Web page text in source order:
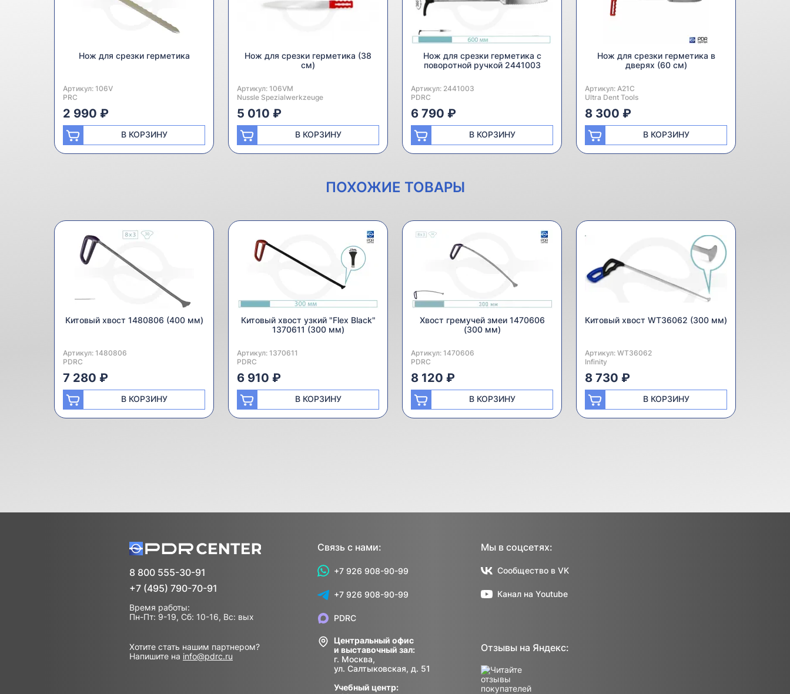
Нож для срезки герметика
Артикул: 106V
Производитель:
PRC
2 990 ₽
В КОРЗИНУ
Нож для срезки герметика (38
см)
Артикул: 106VM
Производитель:
Nussle Spezialwerkzeuge
5 010 ₽
В КОРЗИНУ
Нож для срезки герметика с
поворотной ручкой 2441003
Артикул: 2441003
Производитель:
PDRC
6 790 ₽
В КОРЗИНУ
Нож для срезки герметика в
дверях (60 см)
Артикул: A21C
Производитель:
Ultra Dent Tools
8 300 ₽
В КОРЗИНУ
ПОХОЖИЕ ТОВАРЫ
Китовый хвост 1480806 (400 мм)
Артикул: 1480806
Производитель:
PDRC
7 280 ₽
В КОРЗИНУ
Китовый хвост узкий "Flex Black"
1370611 (300 мм)
Артикул: 1370611
Производитель:
PDRC
6 910 ₽
В КОРЗИНУ
Хвост гремучей змеи 1470606
(300 мм)
Артикул: 1470606
Производитель:
PDRC
8 120 ₽
В КОРЗИНУ
Китовый хвост WT36062 (300 мм)
Артикул: WT36062
Производитель:
Infinity
8 730 ₽
В КОРЗИНУ
8 800 555-30-91
+7 (495) 790-70-91
Время работы:
Пн-Пт: 9-19, Сб: 10-16, Вс: вых
Хотите стать нашим партнером?
Напишите на info@pdrc.ru
Связь с нами:
+7 926 908-90-99
+7 926 908-90-99
Центральный офис
и выставочный зал:
г. Москва,
ул. Салтыковская, д. 51
Учебный центр:
PDRC
Мы в соцсетях:
Сообщество в VK
Канал на Youtube
Отзывы на Яндекс: